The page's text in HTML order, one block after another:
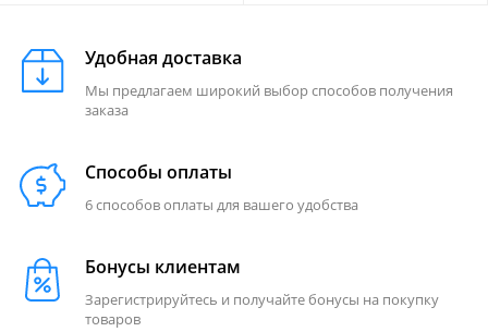
Удобная доставка
Мы предлагаем широкий выбор способов получения
заказа
Способы оплаты
6 способов оплаты для вашего удобства
Бонусы клиентам
Зарегистрируйтесь и получайте бонусы на покупку
товаров